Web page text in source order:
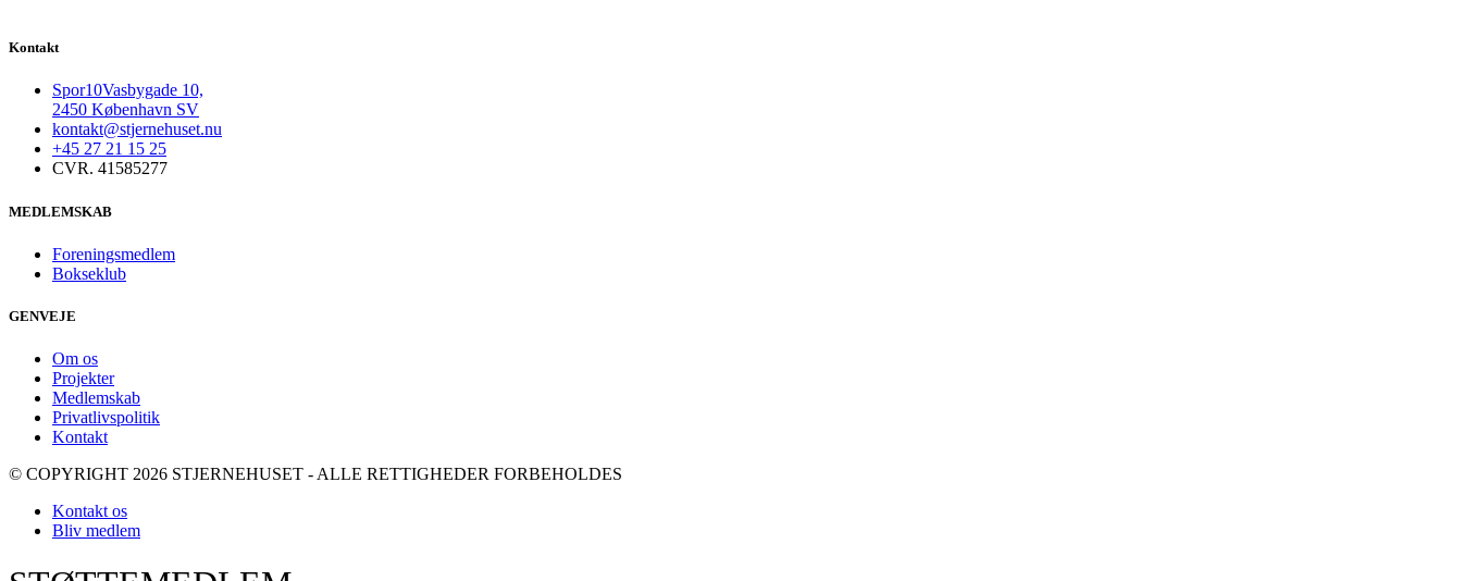
Kontakt
Spor10Vasbygade 10,
2450 København SV
kontakt@stjernehuset.nu
+45 27 21 15 25
CVR. 41585277
MEDLEMSKAB
Foreningsmedlem
Bokseklub
GENVEJE
Om os
Projekter
Medlemskab
Privatlivspolitik
Kontakt
© COPYRIGHT 2026 STJERNEHUSET - ALLE RETTIGHEDER FORBEHOLDES
Kontakt os
Bliv medlem